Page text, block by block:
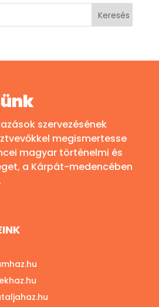
szervezésének
megismertesse
magyar történelmi és
a Kárpát-medencében